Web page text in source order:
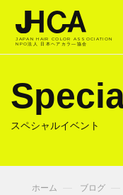
JAPAN HAIR COLOR ASSOCIATION
NPO法人 日本ヘアカラ―協会
スペシャルイベント
ホーム ブログ